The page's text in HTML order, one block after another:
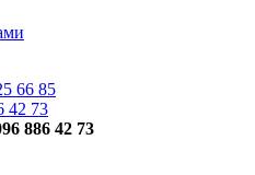
66 85
42 73
886 42 73